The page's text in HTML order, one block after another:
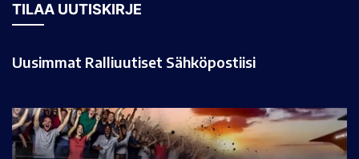
TILAA UUTISKIRJE
Uusimmat Ralliuutiset Sähköpostiisi